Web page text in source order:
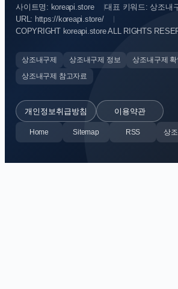
사이트명: koreapi.store
대표 키워드: 상조내
URL: https://koreapi.store/
COPYRIGHT koreapi.store ALL RIGHTS
상조내구제 상조내구제 정보
상조내구제
상조내구제 참고자료
개인정보취급방침 이용약관
Home Sitemap RSS 상